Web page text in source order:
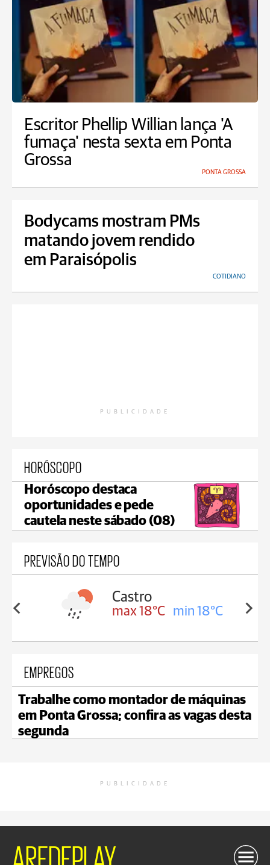
Escritor Phellip Willian lança 'A
fumaça' nesta sexta em Ponta
Grossa
PONTA GROSSA
Bodycams mostram PMs
matando jovem rendido
em Paraisópolis
COTIDIANO
PUBLICIDADE
HORÓSCOPO
Horóscopo destaca
oportunidades e pede
cautela neste sábado (08)
PREVISÃO DO TEMPO
17°C
Castro
max 18°C min 18°C
EMPREGOS
Trabalhe como montador de máquinas
em Ponta Grossa; confira as vagas desta
segunda
PUBLICIDADE
AREDEPLAY